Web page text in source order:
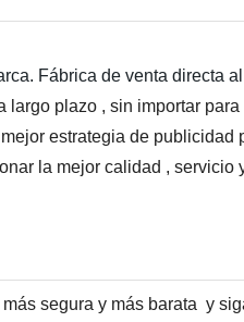
Fábrica de venta directa
largo plazo , sin importar
estrategia de
la mejor calidad ,
segura y más barata y